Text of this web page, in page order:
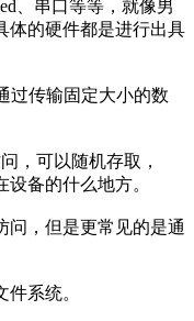
、串口等等，就像男
体的硬件都是进行出具
过传输固定大小的数
，可以随机存取，
备的什么地方。
问，但是更常见的是通
系统。